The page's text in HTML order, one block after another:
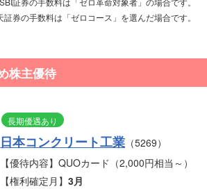
証券の手数料は「ゼロコース」を選んだ場合です。
株主優待
長期優遇あり
日本コンクリート工業 （5269）
【優待内容】QUOカード（2,000円相当～）
【権利確定月】3月